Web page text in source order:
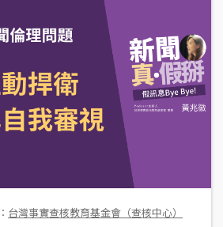
台灣事實查核教育基金會（查核中心）